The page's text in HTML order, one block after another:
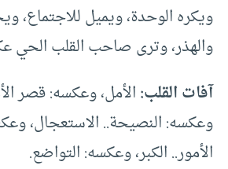
ويكره الوحدة، ويميل للاجتماع،
والهذر، وترى صاحب القلب الحي
آفات القلب:الأمل، وعكسه: قصر
وعكسه: النصيحة.. الاستعجال،
الأمور.. الكبر، وعكسه: التواضع.